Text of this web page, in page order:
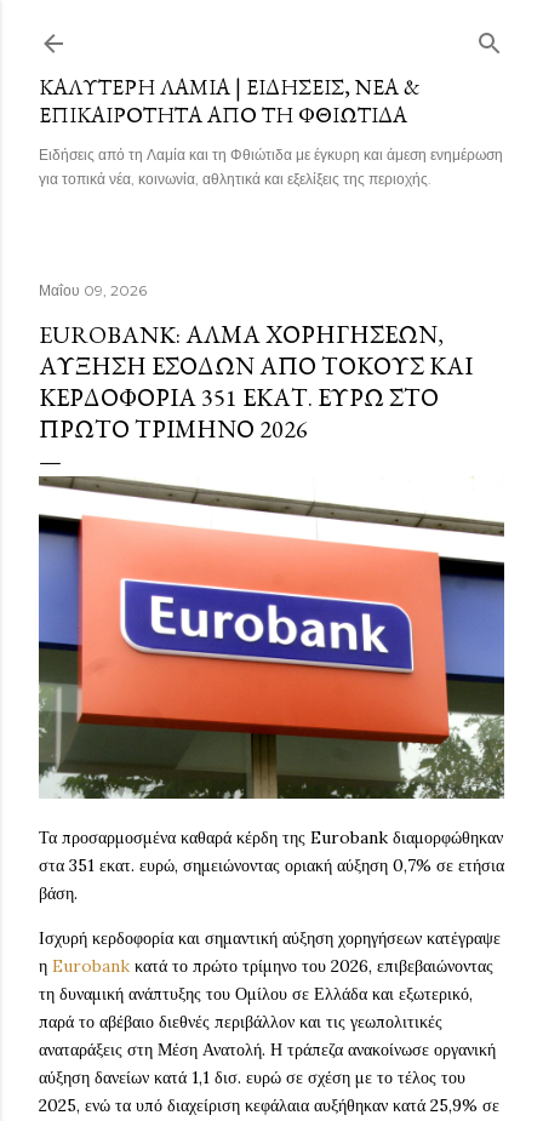
ΚΑΛΎΤΕΡΗ ΛΑΜΊΑ | ΕΙΔΉΣΕΙΣ, ΝΈΑ &
ΕΠΙΚΑΙΡΌΤΗΤΑ ΑΠΌ ΤΗ ΦΘΙΏΤΙΔΑ
Ειδήσεις από τη Λαμία και τη Φθιώτιδα με έγκυρη και άμεση ενημέρωση
για τοπικά νέα, κοινωνία, αθλητικά και εξελίξεις της περιοχής.
Μαΐου 09, 2026
EUROBANK: ΆΛΜΑ ΧΟΡΗΓΉΣΕΩΝ,
ΑΎΞΗΣΗ ΕΣΌΔΩΝ ΑΠΌ ΤΌΚΟΥΣ ΚΑΙ
ΚΕΡΔΟΦΟΡΊΑ 351 ΕΚΑΤ. ΕΥΡΏ ΣΤΟ
ΠΡΏΤΟ ΤΡΊΜΗΝΟ 2026
Τα προσαρμοσμένα καθαρά κέρδη της Eurobank διαμορφώθηκαν
στα 351 εκατ. ευρώ, σημειώνοντας οριακή αύξηση 0,7% σε ετήσια
βάση.
Ισχυρή κερδοφορία και σημαντική αύξηση χορηγήσεων κατέγραψε
η Eurobank κατά το πρώτο τρίμηνο του 2026, επιβεβαιώνοντας
τη δυναμική ανάπτυξης του Ομίλου σε Ελλάδα και εξωτερικό,
παρά το αβέβαιο διεθνές περιβάλλον και τις γεωπολιτικές
αναταράξεις στη Μέση Ανατολή. Η τράπεζα ανακοίνωσε οργανική
αύξηση δανείων κατά 1,1 δισ. ευρώ σε σχέση με το τέλος του
2025, ενώ τα υπό διαχείριση κεφάλαια αυξήθηκαν κατά 25,9% σε